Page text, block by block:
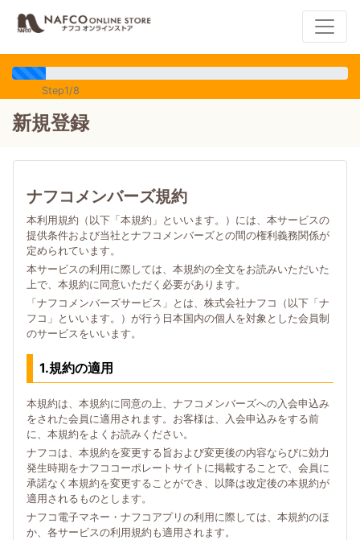
Step1/8
新規登録
ナフコメンバーズ規約
本利用規約（以下「本規約」といいます。）には、本サービスの
提供条件および当社とナフコメンバーズとの間の権利義務関係が
定められています。
本サービスの利用に際しては、本規約の全文をお読みいただいた
上で、本規約に同意いただく必要があります。
「ナフコメンバーズサービス」とは、株式会社ナフコ（以下「ナ
フコ」といいます。）が行う日本国内の個人を対象とした会員制
のサービスをいいます。
1.規約の適用
本規約は、本規約に同意の上、ナフコメンバーズへの入会申込み
をされた会員に適用されます。お客様は、入会申込みをする前
に、本規約をよくお読みください。
ナフコは、本規約を変更する旨および変更後の内容ならびに効力
発生時期をナフココーポレートサイトに掲載することで、会員に
承諾なく本規約を変更することができ、以降は改定後の本規約が
適用されるものとします。
ナフコ電子マネー・ナフコアプリの利用に際しては、本規約のほ
か、各サービスの利用規約も適用されます。